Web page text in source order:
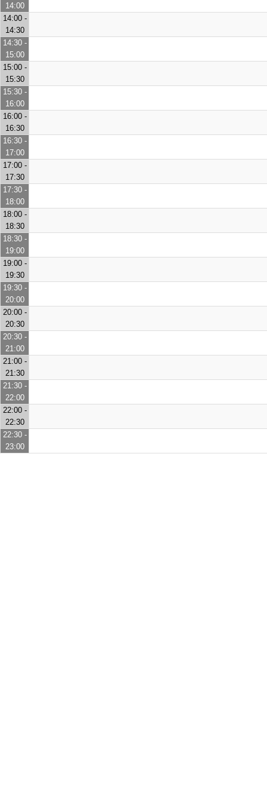
14:00
14:00 -
14:30
14:30 -
15:00
15:00 -
15:30
15:30 -
16:00
16:00 -
16:30
16:30 -
17:00
17:00 -
17:30
17:30 -
18:00
18:00 -
18:30
18:30 -
19:00
19:00 -
19:30
19:30 -
20:00
20:00 -
20:30
20:30 -
21:00
21:00 -
21:30
21:30 -
22:00
22:00 -
22:30
22:30 -
23:00